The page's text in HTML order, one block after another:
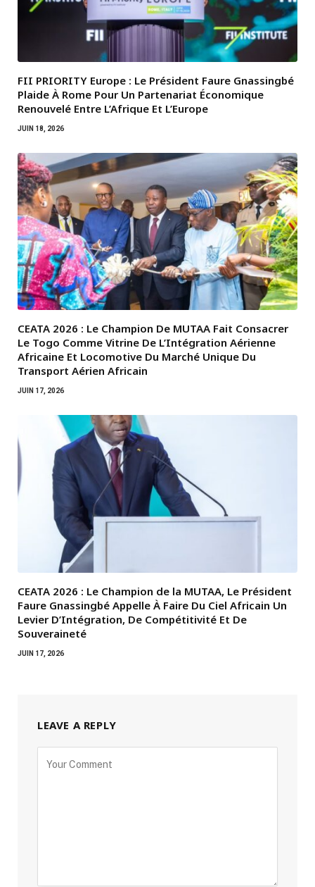
FII PRIORITY Europe : Le Président Faure Gnassingbé
Plaide À Rome Pour Un Partenariat Économique
Renouvelé Entre L’Afrique Et L’Europe
JUIN 18, 2026
CEATA 2026 : Le Champion De MUTAA Fait Consacrer
Le Togo Comme Vitrine De L’Intégration Aérienne
Africaine Et Locomotive Du Marché Unique Du
Transport Aérien Africain
JUIN 17, 2026
CEATA 2026 : Le Champion de la MUTAA, Le Président
Faure Gnassingbé Appelle À Faire Du Ciel Africain Un
Levier D’Intégration, De Compétitivité Et De
Souveraineté
JUIN 17, 2026
LEAVE A REPLY